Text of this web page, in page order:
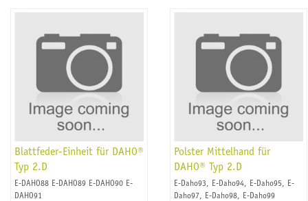
Blattfeder-Einheit für DAHO®
Typ 2.D
E-DAHO88 E-DAHO89 E-DAHO90 E-
DAHO91
Polster Mittelhand für
DAHO® Typ 2.D
E-Daho93, E-Daho94, E-Daho95, E-
Daho97, E-Daho98, E-Daho99